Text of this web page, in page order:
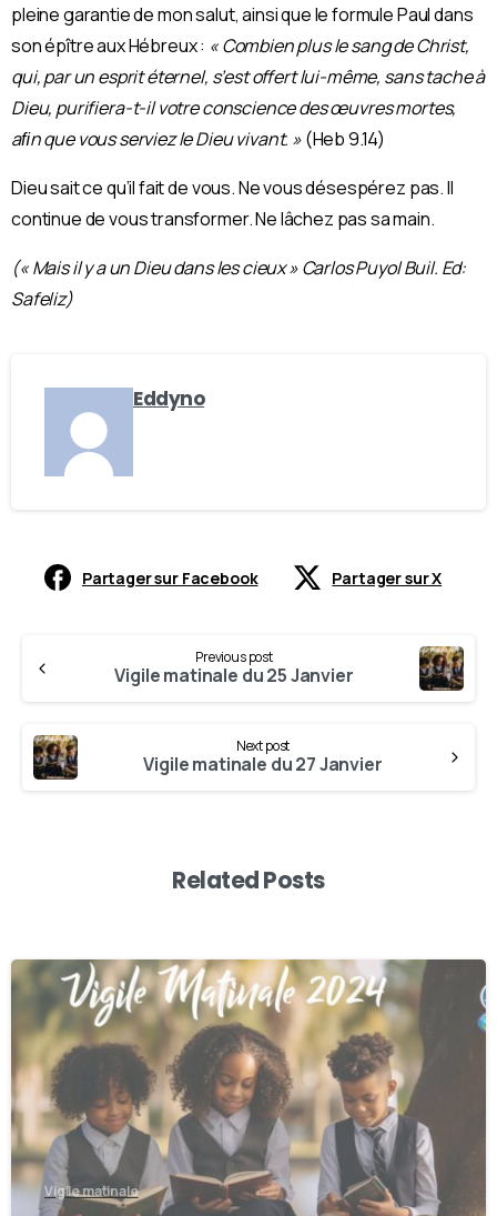
pleine garantie de mon salut, ainsi que le formule Paul dans
son épître aux Hébreux : « Combien plus le sang de Christ,
qui, par un esprit éternel, s’est offert lui-même, sans tache à
Dieu, purifiera-t-il votre conscience des œuvres mortes,
aﬁn que vous serviez le Dieu vivant. »(Heb 9.14)
Dieu sait ce qu’il fait de vous. Ne vous désespérez pas. Il
continue de vous transformer. Ne lâchez pas sa main.
(« Mais il y a un Dieu dans les cieux » Carlos Puyol Buil. Ed:
Safeliz)
Eddyno
Partager sur Facebook Partager sur X
Previous post
Vigile matinale du 25 Janvier
Next post
Vigile matinale du 27 Janvier
Related Posts
Vigile matinale